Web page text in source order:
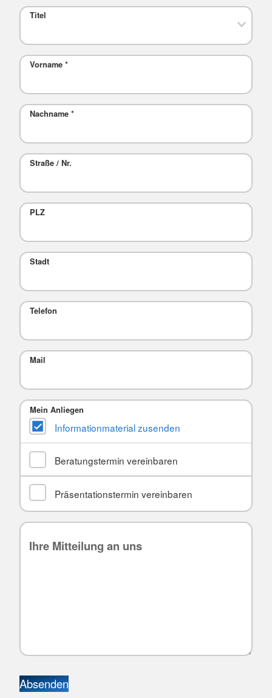
Titel
Vorname *
Nachname *
Straße / Nr.
PLZ
Stadt
Telefon
Mail
Mein Anliegen
Informationmaterial zusenden
Beratungstermin vereinbaren
Präsentationstermin vereinbaren
Absenden